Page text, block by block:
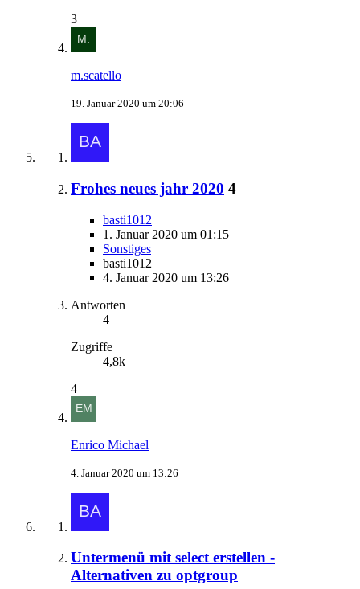
3
m.scatello
19. Januar 2020 um 20:06
Frohes neues jahr 2020 4
basti1012
1. Januar 2020 um 01:15
Sonstiges
basti1012
4. Januar 2020 um 13:26
Antworten
4
Zugriffe
4,8k
4
Enrico Michael
4. Januar 2020 um 13:26
Untermenü mit select erstellen -
Alternativen zu optgroup